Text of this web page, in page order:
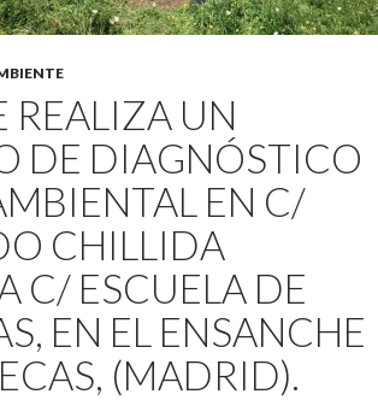
REALIZA UN
DE DIAGNÓSTICO
EN C/
CHILLIDA
C/ ESCUELA DE
EN EL ENSANCHE
(MADRID).